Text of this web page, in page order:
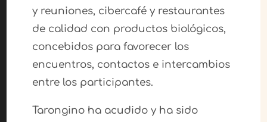
y reuniones, cibercafé y restaurantes
de calidad con productos biológicos,
concebidos para favorecer los
encuentros, contactos e intercambios
entre los participantes.
Tarongino ha acudido y ha sido